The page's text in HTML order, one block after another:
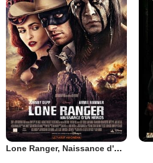
Lone Ranger, Naissance d'un héros